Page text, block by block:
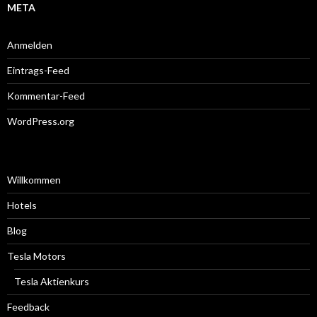
META
Anmelden
Eintrags-Feed
Kommentar-Feed
WordPress.org
Willkommen
Hotels
Blog
Tesla Motors
Tesla Aktienkurs
Feedback